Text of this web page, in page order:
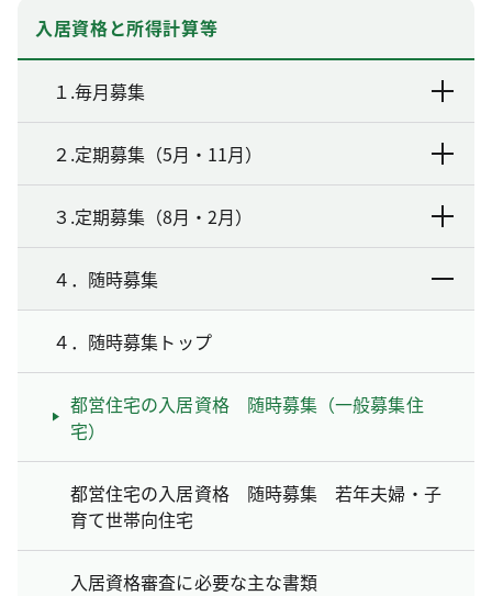
入居資格と所得計算等
１.毎月募集
２.定期募集（5月・11月）
３.定期募集（8月・2月）
４．随時募集
４．随時募集トップ
都営住宅の入居資格 随時募集（一般募集住
宅）
都営住宅の入居資格 随時募集 若年夫婦・子
育て世帯向住宅
入居資格審査に必要な主な書類